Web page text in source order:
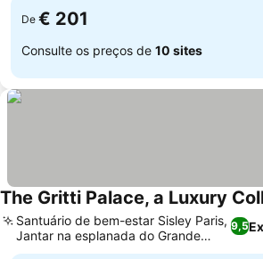
De € 201
Consulte os preços de 10 sites
The Gritti Palace, a Luxury
9,5
Santuário de bem-estar Sisley Paris,
Jantar na esplanada do Grande
Canal